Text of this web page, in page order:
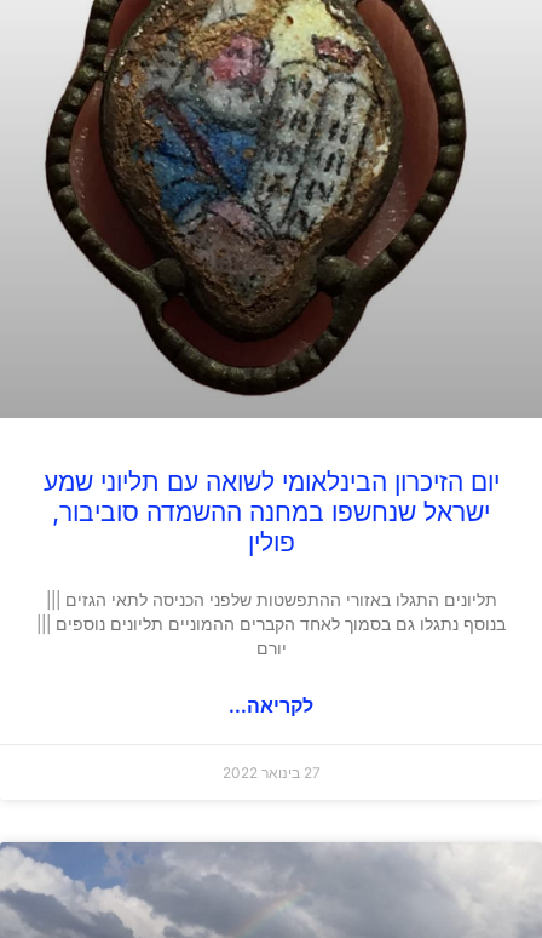
יום הזיכרון הבינלאומי לשואה עם תליוני שמע
ישראל שנחשפו במחנה ההשמדה סוביבור,
פולין
תליונים התגלו באזורי ההתפשטות שלפני הכניסה לתאי הגזים |||
בנוסף נתגלו גם בסמוך לאחד הקברים ההמוניים תליונים נוספים |||
יורם
לקריאה...
27 בינואר 2022